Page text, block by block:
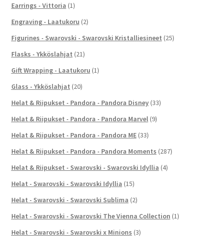
Earrings - Vittoria (1)
Engraving - Laatukoru (2)
Figurines - Swarovski - Swarovski Kristalliesineet (25)
Flasks - Ykköslahjat (21)
Gift Wrapping - Laatukoru (1)
Glass - Ykköslahjat (20)
Helat & Riipukset - Pandora - Pandora Disney (33)
Helat & Riipukset - Pandora - Pandora Marvel (9)
Helat & Riipukset - Pandora - Pandora ME (33)
Helat & Riipukset - Pandora - Pandora Moments (287)
Helat & Riipukset - Swarovski - Swarovski Idyllia (4)
Helat - Swarovski - Swarovski Idyllia (15)
Helat - Swarovski - Swarovski Sublima (2)
Helat - Swarovski - Swarovski The Vienna Collection (1)
Helat - Swarovski - Swarovski x Minions (3)